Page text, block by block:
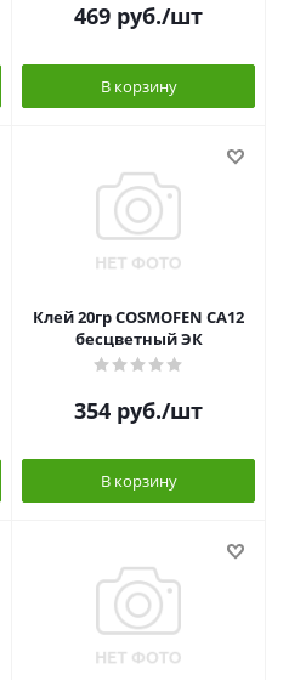
469 руб./шт
В корзину
Клей 20гр COSMOFEN СА12
бесцветный ЭК
354 руб./шт
В корзину